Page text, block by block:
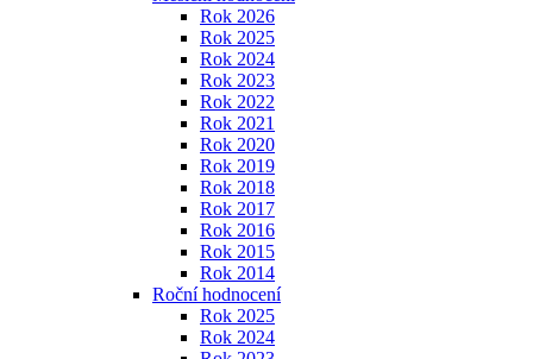
Rok 2026
Rok 2025
Rok 2024
Rok 2023
Rok 2022
Rok 2021
Rok 2020
Rok 2019
Rok 2018
Rok 2017
Rok 2016
Rok 2015
Rok 2014
Roční hodnocení
Rok 2025
Rok 2024